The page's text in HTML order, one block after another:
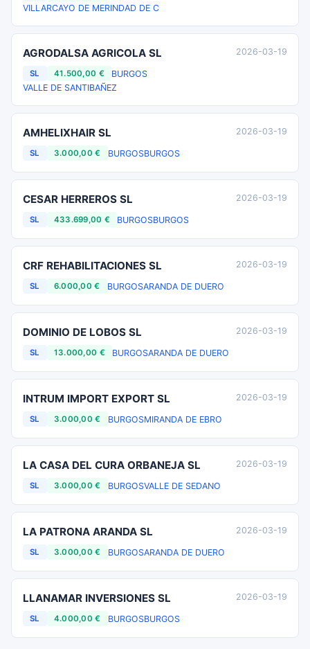
VILLARCAYO DE MERINDAD DE C
AGRODALSA AGRICOLA SL
SL 41.500,00 €
BURGOS
VALLE DE SANTIBAÑEZ
2026-03-19
AMHELIXHAIR SL
SL 3.000,00 € BURGOSBURGOS
2026-03-19
CESAR HERREROS SL
SL 433.699,00 € BURGOSBURGOS
2026-03-19
CRF REHABILITACIONES SL
SL 6.000,00 € BURGOSARANDA DE DUERO
2026-03-19
DOMINIO DE LOBOS SL
SL 13.000,00 € BURGOSARANDA DE DUERO
2026-03-19
INTRUM IMPORT EXPORT SL
SL 3.000,00 € BURGOSMIRANDA DE EBRO
2026-03-19
LA CASA DEL CURA ORBANEJA SL
SL 3.000,00 € BURGOSVALLE DE SEDANO
2026-03-19
LA PATRONA ARANDA SL
SL 3.000,00 € BURGOSARANDA DE DUERO
2026-03-19
LLANAMAR INVERSIONES SL
SL 4.000,00 € BURGOSBURGOS
2026-03-19